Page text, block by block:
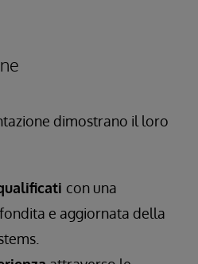
dimostrano il loro
con una
e aggiornata della